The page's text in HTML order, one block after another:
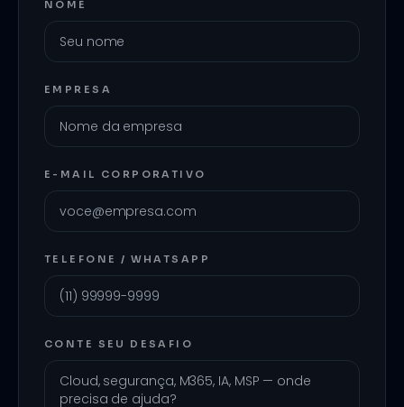
NOME
EMPRESA
E-MAIL CORPORATIVO
TELEFONE / WHATSAPP
CONTE SEU DESAFIO